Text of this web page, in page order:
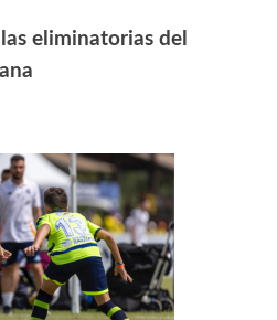
eliminatorias del